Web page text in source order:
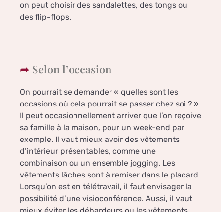
on peut choisir des sandalettes, des tongs ou
des flip-flops.
Selon l’occasion
On pourrait se demander « quelles sont les
occasions où cela pourrait se passer chez soi ? »
Il peut occasionnellement arriver que l’on reçoive
sa famille à la maison, pour un week-end par
exemple. Il vaut mieux avoir des vêtements
d’intérieur présentables, comme une
combinaison ou un ensemble jogging. Les
vêtements lâches sont à remiser dans le placard.
Lorsqu’on est en télétravail, il faut envisager la
possibilité d’une visioconférence. Aussi, il vaut